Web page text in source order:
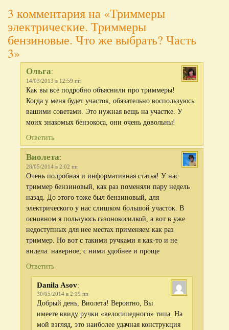
3 комментария на «Триммеры
электрические. Триммеры
бензиновые. Что же выбрать? Часть
3»
Ольга:
14/03/2013 в 12:59 пп
Как вы все подробно объяснили про триммеры!
Когда у меня будет участок, обязательно воспользуюсь
вашими советами. Это нужная вещь на участке. У
моих знакомых бензокоса, они очень довольны!
Ответить
Виолета:
28/05/2014 в 2:02 пп
Очень подробная и информативная статья! У нас
триммер бензиновый, как раз поменяли пару недель
назад. До этого тоже был бензиновый, для
электрического у нас слишком большой участок. В
основном я пользуюсь газонокосилкой, а вот в уже
недоступных для нее местах применяем как раз
триммер. Но вот с такими ручками я как-то и не
видела. наверное, с ними удобнее и проще
Ответить
Danila Asov:
30/05/2014 в 2:19 пп
Добрый день, Виолета! Вероятно, Вы
имеете ввиду ручки «велосипедного» типа. На
мой взгляд, это наиболее удачная конструкция